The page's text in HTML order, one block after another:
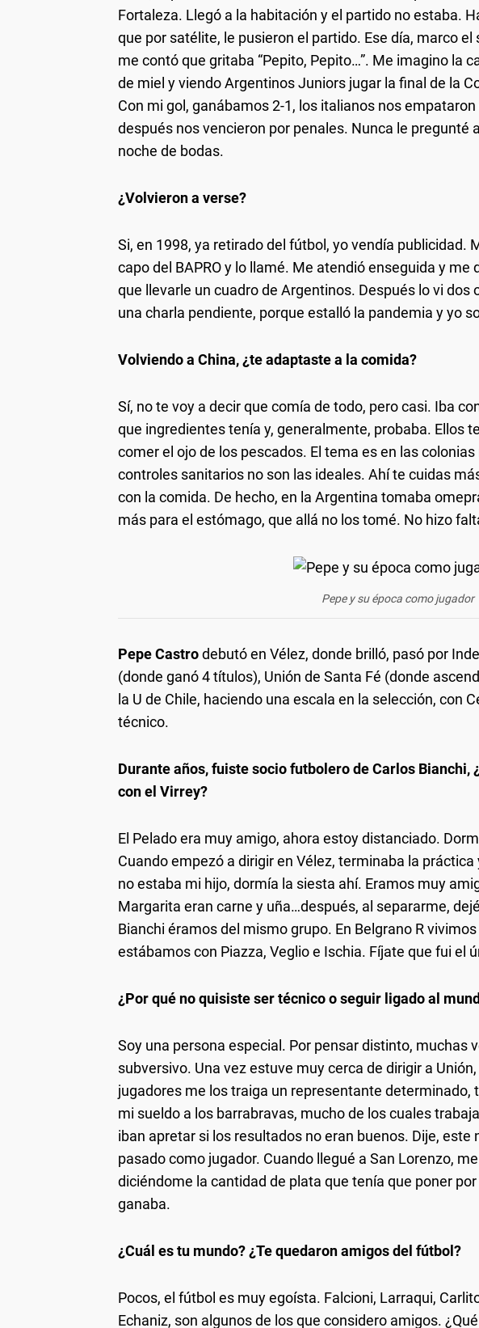
Fortaleza. Llegó a la habitación y el partido no estaba.
que por satélite, le pusieron el partido. Ese día, marco el
me contó que gritaba “Pepito, Pepito…”. Me imagino la
de miel y viendo Argentinos Juniors jugar la final de la
Con mi gol, ganábamos 2-1, los italianos nos
después nos vencieron por penales. Nunca le pregunté
noche de bodas.
¿Volvieron a verse?
Si, en 1998, ya retirado del fútbol, yo vendía publicidad.
capo del BAPRO y lo llamé. Me atendió enseguida y me
que llevarle un cuadro de Argentinos. Después lo vi dos
una charla pendiente, porque estalló la pandemia y yo
Volviendo a China, ¿te adaptaste a la comida?
Sí, no te voy a decir que comía de todo, pero casi. Iba
que ingredientes tenía y, generalmente, probaba. Ellos
comer el ojo de los pescados. El tema es en las
controles sanitarios no son las ideales. Ahí te cuidas
con la comida. De hecho, en la Argentina tomaba
más para el estómago, que allá no los tomé. No hizo
Pepe y su época como jugador
Pepe Castrodebutó en Vélez, donde brilló, pasó por
(donde ganó 4 títulos), Unión de Santa Fé (donde
la U de Chile, haciendo una escala en la selección, con
técnico.
Durante años, fuiste socio futbolero de Carlos Bianchi,
con el Virrey?
El Pelado era muy amigo, ahora estoy distanciado.
Cuando empezó a dirigir en Vélez, terminaba la práctica
no estaba mi hijo, dormía la siesta ahí. Eramos muy
Margarita eran carne y uña…después, al separarme,
Bianchi éramos del mismo grupo. En Belgrano R
estábamos con Piazza, Veglio e Ischia. Fíjate que fui el
¿Por qué no quisiste ser técnico o seguir ligado al
Soy una persona especial. Por pensar distinto, muchas
subversivo. Una vez estuve muy cerca de dirigir a
jugadores me los traiga un representante determinado,
mi sueldo a los barrabravas, mucho de los cuales
iban apretar si los resultados no eran buenos. Dije, este
pasado como jugador. Cuando llegué a San Lorenzo,
diciéndome la cantidad de plata que tenía que poner
ganaba.
¿Cuál es tu mundo? ¿Te quedaron amigos del fútbol?
Pocos, el fútbol es muy egoísta. Falcioni, Larraqui,
Echaniz, son algunos de los que considero amigos.